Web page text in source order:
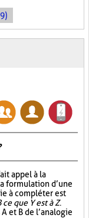
appel à la
formulation d’une
à compléter est
ce que Y est à Z.
et B de l’analogie